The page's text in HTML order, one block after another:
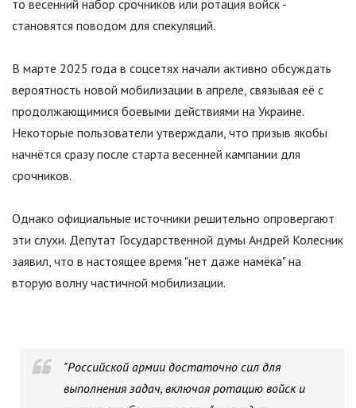
то весенний набор срочников или ротация войск -
становятся поводом для спекуляций.
В марте 2025 года в соцсетях начали активно обсуждать
вероятность новой мобилизации в апреле, связывая её с
продолжающимися боевыми действиями на Украине.
Некоторые пользователи утверждали, что призыв якобы
начнётся сразу после старта весенней кампании для
срочников.
Однако официальные источники решительно опровергают
эти слухи. Депутат Государственной думы Андрей Колесник
заявил, что в настоящее время "нет даже намёка"на
вторую волну частичной мобилизации.
"Российской армии достаточно сил для
выполнения задач, включая ротацию войск и